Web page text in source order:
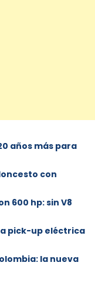
años más para
con
600 hp: sin V8
pick-up eléctrica
la nueva